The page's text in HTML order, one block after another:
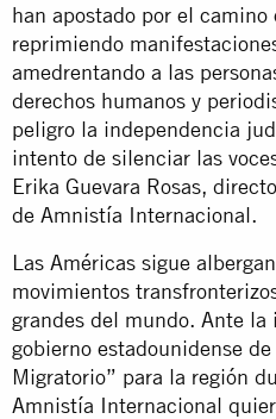
han apostado por el camino
reprimiendo
amedrentando a las
derechos humanos y
peligro la independencia
intento de silenciar las
Erika Guevara Rosas,
de Amnistía Internacional.
Las Américas sigue
movimientos
grandes del mundo. Ante
gobierno estadounidense
Migratorio” para la región
Amnistía Internacional